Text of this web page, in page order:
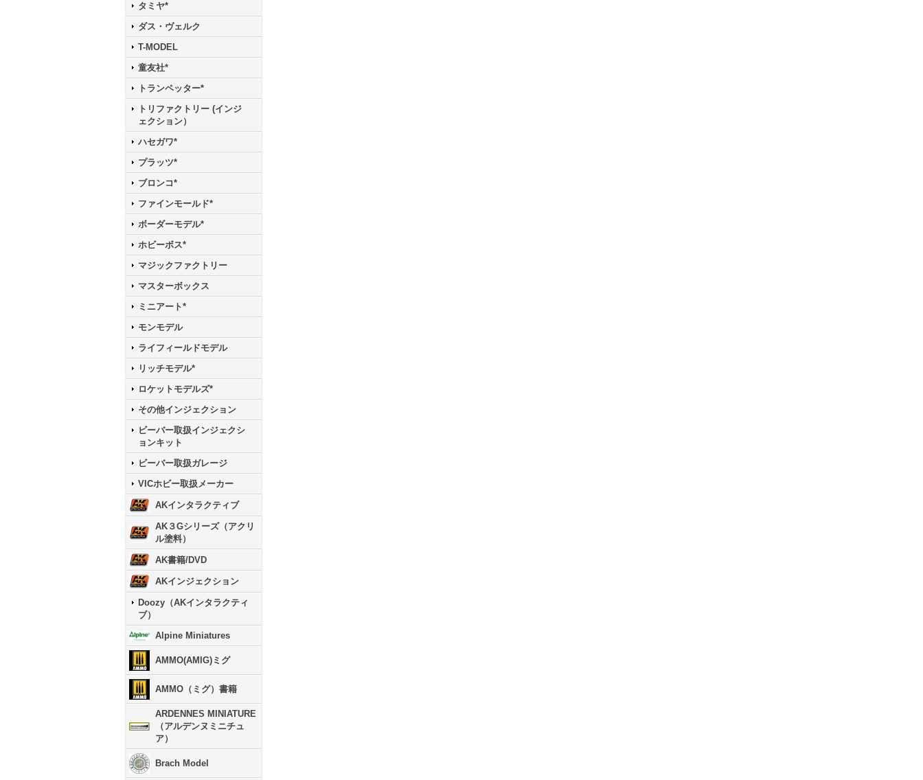
タミヤ*
ダス・ヴェルク
T-MODEL
童友社*
トランペッター*
トリファクトリー (インジ
ェクション）
ハセガワ*
プラッツ*
ブロンコ*
ファインモールド*
ボーダーモデル*
ホビーボス*
マジックファクトリー
マスターボックス
ミニアート*
モンモデル
ライフィールドモデル
リッチモデル*
ロケットモデルズ*
その他インジェクション
ビーバー取扱インジェクシ
ョンキット
ビーバー取扱ガレージ
VICホビー取扱メーカー
AKインタラクティブ
AK３Gシリーズ（アクリ
ル塗料）
AK書籍/DVD
AKインジェクション
Doozy（AKインタラクティ
ブ）
Alpine Miniatures
AMMO(AMIG)ミグ
AMMO（ミグ）書籍
ARDENNES MINIATURE
（アルデンヌミニチュ
ア）
Brach Model